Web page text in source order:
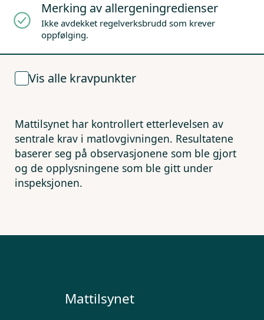
Merking av allergeningredienser
Ikke avdekket regelverksbrudd som krever
oppfølging.
Vis alle kravpunkter
Mattilsynet har kontrollert etterlevelsen av
sentrale krav i matlovgivningen. Resultatene
baserer seg på observasjonene som ble gjort
og de opplysningene som ble gitt under
inspeksjonen.
Mattilsynet